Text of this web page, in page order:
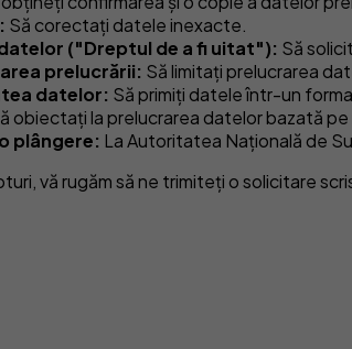
Să corectați datele inexacte.
("Dreptul de a fi uitat"): Să
prelucrării: Să limitați prelucrarea
datelor: Să primiți datele într-un
obiectați la prelucrarea datelor bazată
plângere: La Autoritatea Națională de
vă rugăm să ne trimiteți o solicitare